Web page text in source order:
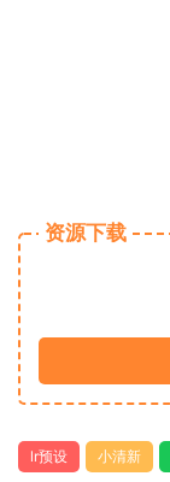
资源下载
lr预设 小清新